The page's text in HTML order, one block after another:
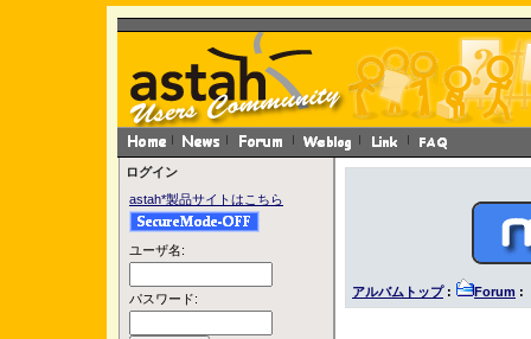
ログイン
astah*製品サイトはこちら
ユーザ名:
パスワード: アルバムトップ: Forum :